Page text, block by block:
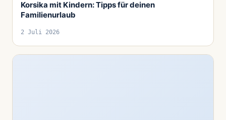
Korsika mit Kindern: Tipps für deinen
Familienurlaub
2 Juli 2026